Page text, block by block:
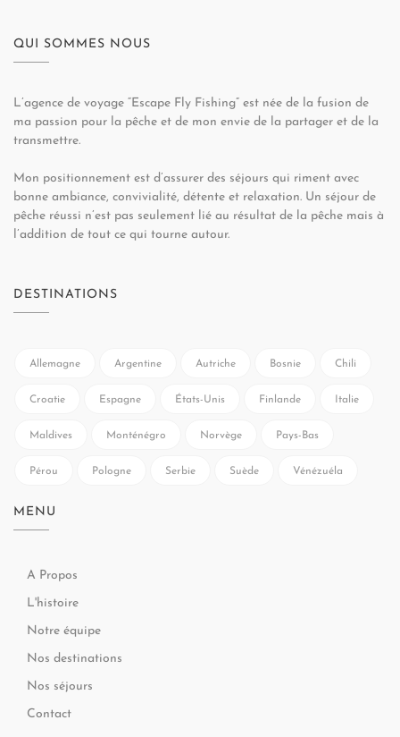
QUI SOMMES NOUS
L’agence de voyage “Escape Fly Fishing” est née de la fusion de
ma passion pour la pêche et de mon envie de la partager et de la
transmettre.
Mon positionnement est d’assurer des séjours qui riment avec
bonne ambiance, convivialité, détente et relaxation. Un séjour de
pêche réussi n’est pas seulement lié au résultat de la pêche mais à
l’addition de tout ce qui tourne autour.
DESTINATIONS
Allemagne Argentine Autriche Bosnie Chili
Croatie Espagne États-Unis Finlande Italie
Maldives Monténégro Norvège Pays-Bas
Pérou Pologne Serbie Suède Vénézuéla
MENU
A Propos
L'histoire
Notre équipe
Nos destinations
Nos séjours
Contact